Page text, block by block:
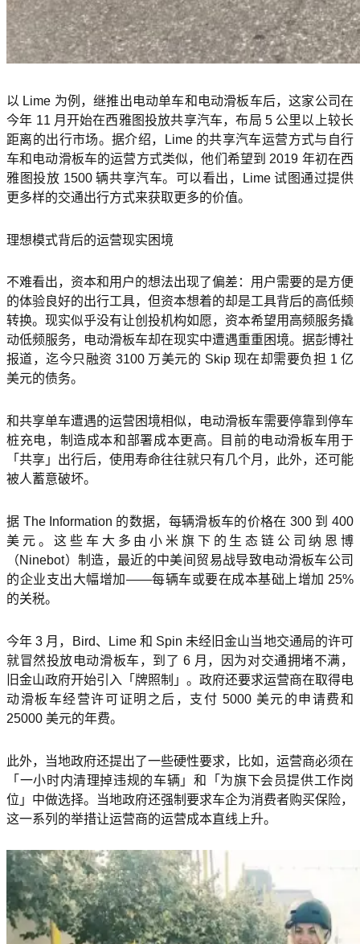
以 Lime 为例，继推出电动单车和电动滑板车后，这家公司在
今年 11 月开始在西雅图投放共享汽车，布局 5 公里以上较长
距离的出行市场。据介绍，Lime 的共享汽车运营方式与自行
车和电动滑板车的运营方式类似，他们希望到 2019 年初在西
雅图投放 1500 辆共享汽车。可以看出，Lime 试图通过提供
更多样的交通出行方式来获取更多的价值。
理想模式背后的运营现实困境
不难看出，资本和用户的想法出现了偏差：用户需要的是方便
的体验良好的出行工具，但资本想着的却是工具背后的高低频
转换。现实似乎没有让创投机构如愿，资本希望用高频服务撬
动低频服务，电动滑板车却在现实中遭遇重重困境。据彭博社
报道，迄今只融资 3100 万美元的 Skip 现在却需要负担 1 亿
美元的债务。
和共享单车遭遇的运营困境相似，电动滑板车需要停靠到停车
桩充电，制造成本和部署成本更高。目前的电动滑板车用于
「共享」出行后，使用寿命往往就只有几个月，此外，还可能
被人蓄意破坏。
据 The Information 的数据，每辆滑板车的价格在 300 到 400
美元。这些车大多由小米旗下的生态链公司纳恩博
（Ninebot）制造，最近的中美间贸易战导致电动滑板车公司
的企业支出大幅增加——每辆车或要在成本基础上增加 25%
的关税。
今年 3 月，Bird、Lime 和 Spin 未经旧金山当地交通局的许可
就冒然投放电动滑板车，到了 6 月，因为对交通拥堵不满，
旧金山政府开始引入「牌照制」。政府还要求运营商在取得电
动滑板车经营许可证明之后，支付 5000 美元的申请费和
25000 美元的年费。
此外，当地政府还提出了一些硬性要求，比如，运营商必须在
「一小时内清理掉违规的车辆」和「为旗下会员提供工作岗
位」中做选择。当地政府还强制要求车企为消费者购买保险，
这一系列的举措让运营商的运营成本直线上升。